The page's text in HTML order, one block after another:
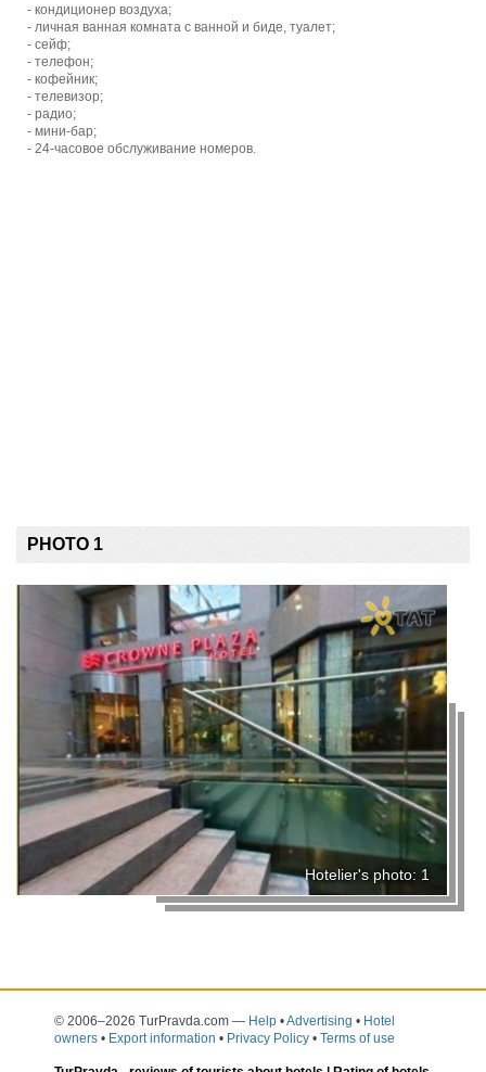
- кондиционер воздуха;
- личная ванная комната с ванной и биде, туалет;
- сейф;
- телефон;
- кофейник;
- телевизор;
- радио;
- мини-бар;
- 24-часовое обслуживание номеров.
PHOTO 1
Hotelier's photo: 1
© 2006–2026 TurPravda.com — Help •Advertising • Hotel
owners • Export information • Privacy Policy • Terms of use